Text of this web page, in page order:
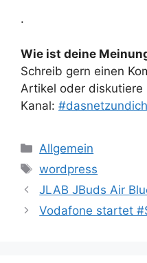
.
Wie ist deine
Schreib gern einen
Artikel oder
Kanal:
Kategorien
Allgemein
Schlagwörter
wordpress
JLAB JBuds Air
Vodafone startet